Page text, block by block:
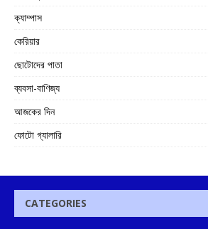
ক্যাম্পাস
কেরিয়ার
ছোটোদের পাতা
ব্যবসা-বাণিজ্য
আজকের দিন
ফোটো গ্যালারি
CATEGORIES